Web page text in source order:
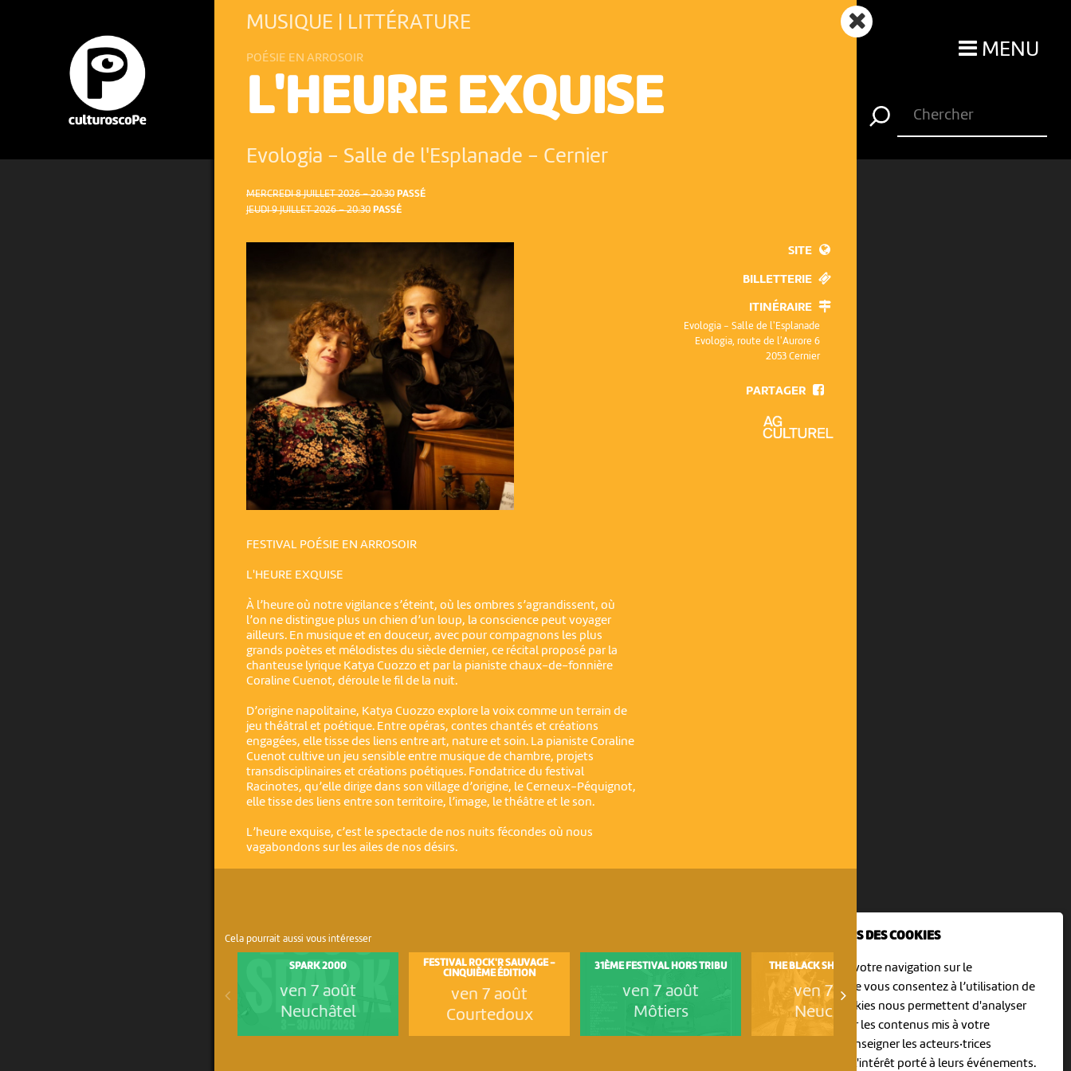
NOUS UTILISONS DES COOKIES
En poursuivant votre navigation sur le
culturoscoPe site vous consentez à l’utilisation de
cookies. Les cookies nous permettent d'analyser
le trafic, d’affiner les contenus mis à votre
disposition et renseigner les acteurs·trices
culturel·le·s sur l'intérêt porté à leurs événements.
MENU
MERCREDI 8 JUILLET 2026 – 20:30 PASSÉ
JEUDI 9 JUILLET 2026 – 20:30 PASSÉ
MUSIQUE | LITTÉRATURE
POÉSIE EN ARROSOIR
L'HEURE EXQUISE
Evologia - Salle de l'Esplanade - Cernier
FESTIVAL POÉSIE EN ARROSOIR
L'HEURE EXQUISE
À l’heure où notre vigilance s’éteint, où les ombres s’agrandissent, où
l’on ne distingue plus un chien d’un loup, la conscience peut voyager
ailleurs. En musique et en douceur, avec pour compagnons les plus
grands poètes et mélodistes du siècle dernier, ce récital proposé par la
chanteuse lyrique Katya Cuozzo et par la pianiste chaux-de-fonnière
Coraline Cuenot, déroule le fil de la nuit.
D’origine napolitaine, Katya Cuozzo explore la voix comme un terrain de
jeu théâtral et poétique. Entre opéras, contes chantés et créations
engagées, elle tisse des liens entre art, nature et soin. La pianiste Coraline
Cuenot cultive un jeu sensible entre musique de chambre, projets
transdisciplinaires et créations poétiques. Fondatrice du festival
Racinotes, qu’elle dirige dans son village d’origine, le Cerneux-Péquignot,
elle tisse des liens entre son territoire, l’image, le théâtre et le son.
L’heure exquise, c’est le spectacle de nos nuits fécondes où nous
vagabondons sur les ailes de nos désirs.
SITE
BILLETTERIE
ITINÉRAIRE
Evologia - Salle de l'Esplanade
Evologia, route de l'Aurore 6
2053 Cernier
PARTAGER
Cela pourrait aussi vous intéresser
SPARK 2000
ven 7 août
Neuchâtel
FESTIVAL ROCK'R SAUVAGE -
CINQUIÈME ÉDITION
ven 7 août
Courtedoux
31ÈME FESTIVAL HORS TRIBU
ven 7 août
Môtiers
THE BLACK SHOE'S BUTTON
ven 7 août
Neuchâtel
COOP OPEN AIR CINEMA
ven 7 août
Delémont